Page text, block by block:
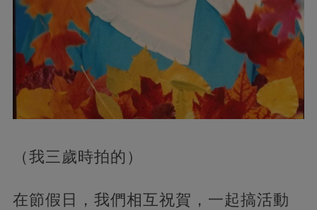
（我三歲時拍的）
在節假日，我們相互祝賀，一起搞活動